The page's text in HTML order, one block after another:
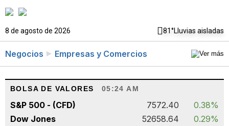
8 de agosto de 2026 81°Lluvias aisladas
Negocios Empresas y Comercios
BOLSA DE VALORES 05:24 AM
S&P 500 - (CFD) 7572.40
0.38%
Dow Jones
52658.64
0.29%